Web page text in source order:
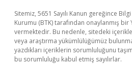
Sitemiz, 5651 Sayılı Kanun gereğince
Kurumu (BTK) tarafından onaylanmış bir
vermektedir. Bu nedenle, sitedeki
veya araştırma yükümlülüğümüz
yazdıkları içeriklerin sorumluluğunu
bu sorumluluğu kabul etmiş sayılırlar.